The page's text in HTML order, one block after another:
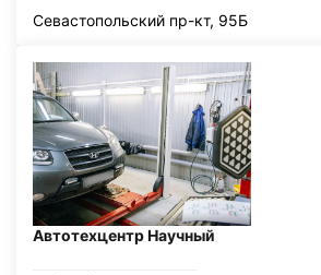
Севастопольский пр-кт, 95Б
Автотехцентр Научный